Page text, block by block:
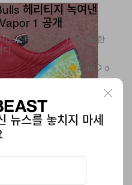
헤리티지 녹여낸
1 공개
프스타일 스니커가 강렬한
다.
4.4K 0
뉴스를 놓치지 마세